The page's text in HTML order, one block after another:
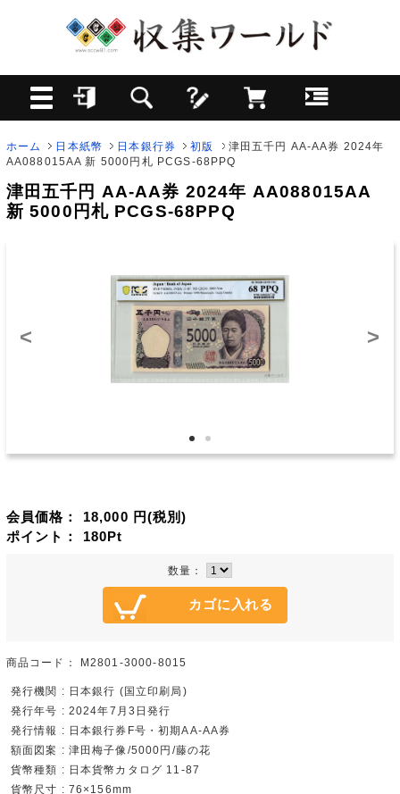
ホーム 日本紙幣 日本銀行券 初版
津田五千円 AA-AA券 2024年
AA088015AA 新 5000円札 PCGS-68PPQ
津田五千円 AA-AA券 2024年 AA088015AA
新 5000円札 PCGS-68PPQ
< >
会員価格： 18,000 円(税別)
ポイント： 180Pt
数量：
商品コード： M2801-3000-8015
発行機関 : 日本銀行 (国立印刷局)
発行年号 : 2024年7月3日発行
発行情報 : 日本銀行券F号・初期AA-AA券
額面図案 : 津田梅子像/5000円/藤の花
貨幣種類 : 日本貨幣カタログ 11-87
貨幣尺寸 : 76×156mm